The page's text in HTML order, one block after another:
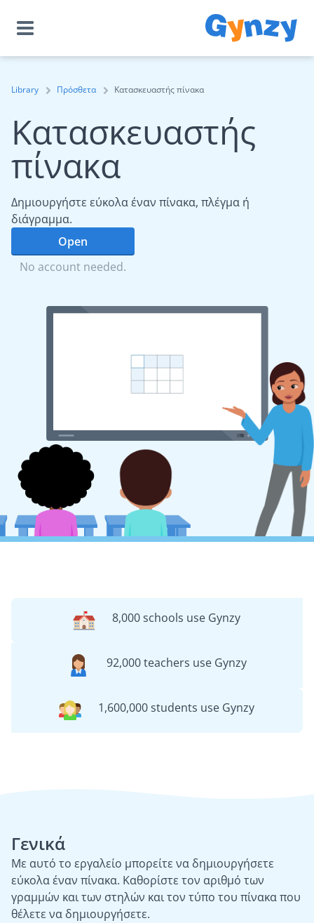
Library Πρόσθετα Κατασκευαστής πίνακα
Κατασκευαστής
πίνακα
Δημιουργήστε εύκολα έναν πίνακα, πλέγμα ή
διάγραμμα.
Open
No account needed.
8,000 schools use Gynzy
92,000 teachers use Gynzy
1,600,000 students use Gynzy
Γενικά
Με αυτό το εργαλείο μπορείτε να δημιουργήσετε
εύκολα έναν πίνακα. Καθορίστε τον αριθμό των
γραμμών και των στηλών και τον τύπο του πίνακα που
θέλετε να δημιουργήσετε.